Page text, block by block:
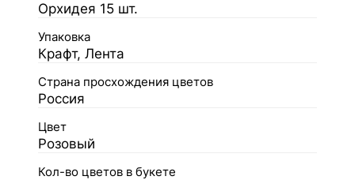
Орхидея 15 шт.
Упаковка
Крафт, Лента
Страна просхождения цветов
Россия
Цвет
Розовый
Кол-во цветов в букете